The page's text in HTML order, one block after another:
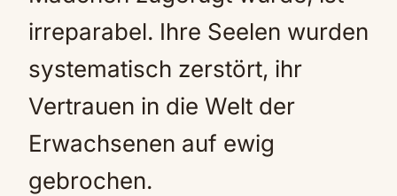
irreparabel. Ihre Seelen wurden
systematisch zerstört, ihr
Vertrauen in die Welt der
Erwachsenen auf ewig
gebrochen.